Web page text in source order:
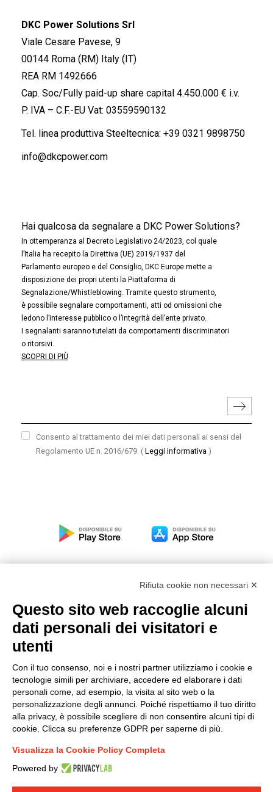
DKC Power Solutions Srl
Viale Cesare Pavese, 9
00144 Roma (RM) Italy (IT)
REA RM 1492666
Cap. Soc/Fully paid-up share capital 4.450.000 € i.v.
P. IVA – C.F.-EU Vat: 03559590132
Tel. linea produttiva Steeltecnica: +39 0321 9898750
info@dkcpower.com
Hai qualcosa da segnalare a DKC Power Solutions?
In ottemperanza al Decreto Legislativo 24/2023, col quale
l’Italia ha recepito la Direttiva (UE) 2019/1937 del
Parlamento europeo e del Consiglio, DKC Europe mette a
disposizione dei propri utenti la Piattaforma di
Segnalazione/Whistleblowing. Tramite questo strumento,
è possibile segnalare comportamenti, atti od omissioni che
ledono l’interesse pubblico o l’integrità dell’ente privato.
I segnalanti saranno tutelati da comportamenti discriminatori
o ritorsivi.
SCOPRI DI PIÙ
Consento al trattamento dei miei dati personali ai sensi del
Regolamento UE n. 2016/679. ( Leggi informativa )
LINKEDIN YOUTUBE
Modello organizzativo, gestione e controllo – D. lgs.
231/2001
Condizioni generali di vendita DKC Power Solutions
Condizioni generali di acquisto
Codice etico
Rifiuta cookie non necessari ✕
Questo sito web raccoglie alcuni
dati personali dei visitatori e
utenti
Con il tuo consenso, noi e i nostri partner utilizziamo i cookie e
tecnologie simili per archiviare, accedere ed elaborare i dati
personali come, ad esempio, la visita al sito web o la
personalizzazione degli annunci. Poiché rispettiamo il tuo diritto
alla privacy, è possibile scegliere di non consentire alcuni tipi di
cookie. Clicca su preferenze GDPR per saperne di più.
Visualizza la Cookie Policy Completa
Powered by